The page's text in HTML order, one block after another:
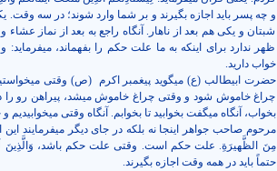
و چه پسر باید اجازه بگیرند و بر شما وارد شوند؛ در سه وقت.
شبتان و یکی هم بعد از ناهار. آنگاه راجع به بعد از نماز عشاء
ظهر ندارد برای اینکه به ما علت حکم را بفهماند،
خواب دارید.
حضرت ابی­طالب (ع) می­گوید پیغمبر اکرم
(ص) وقتی می­خواستیم
چراغ خاموش شود و وقتی چراغ خاموش می­شد، پیراهن رو را
بخواب، آنگاه می­گفت بخوابید تا بخوابم. آنگاه وقتی
مرحوم صاحب جواهر اینجا نه بلکه در جای دیگر می­فرمایند
مِنَ الظَّهیرَةِ. علت حکم است. وقتی علت حکم باشد، وَالَّذِينَ لَمْ
حتماً باید در همه وقت اجازه بگیرند.